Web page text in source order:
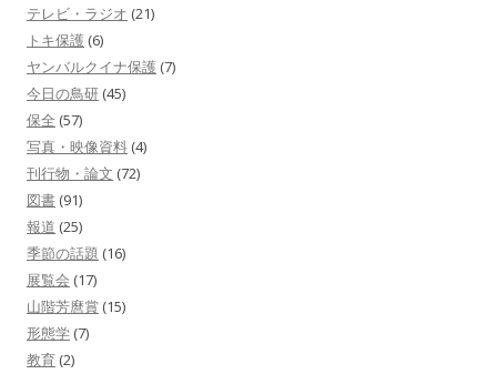
テレビ・ラジオ (21)
トキ保護 (6)
ヤンバルクイナ保護 (7)
今日の鳥研 (45)
保全 (57)
写真・映像資料 (4)
刊行物・論文 (72)
図書 (91)
報道 (25)
季節の話題 (16)
展覧会 (17)
山階芳麿賞 (15)
形態学 (7)
教育 (2)